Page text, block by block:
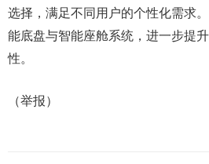
选择，满足不同用户的个性化需求
能底盘与智能座舱系统，进一步提
性。
（举报）